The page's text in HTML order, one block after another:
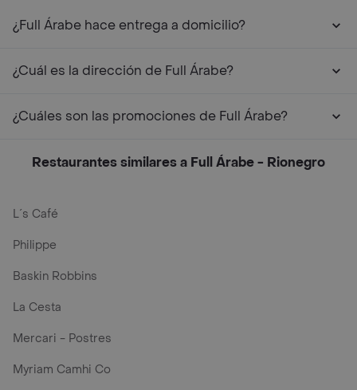
¿Full Árabe hace entrega a domicilio?
¿Cuál es la dirección de Full Árabe?
¿Cuáles son las promociones de Full Árabe?
Restaurantes similares a Full Árabe - Rionegro
L´s Café
Philippe
Baskin Robbins
La Cesta
Mercari - Postres
Myriam Camhi Co